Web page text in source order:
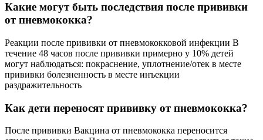
Какие могут быть последствия после прививки
от пневмококка?
Реакции после прививки от пневмококковой инфекции В
течение 48 часов после прививки примерно у 10% детей
могут наблюдаться: покраснение, уплотнение/отек в месте
прививки болезненность в месте инъекции
раздражительность
Как дети переносят прививку от пневмококка?
После прививки Вакцина от пневмококка переносится